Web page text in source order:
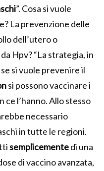
”. Cosa si vuole
La prevenzione delle
dell’utero o
Hpv? “La strategia, in
se si vuole prevenire il
si possono vaccinare i
ce l’hanno. Allo stesso
necessario
in tutte le regioni.
semplicementedi una
di vaccino avanzata,